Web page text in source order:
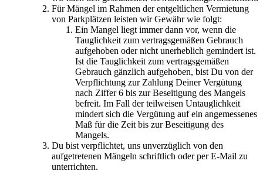
Für Mängel im Rahmen der entgeltlichen Vermietung
von Parkplätzen leisten wir Gewähr wie folgt:
Ein Mangel liegt immer dann vor, wenn die
Tauglichkeit zum vertragsgemäßen Gebrauch
aufgehoben oder nicht unerheblich gemindert ist.
Ist die Tauglichkeit zum vertragsgemäßen
Gebrauch gänzlich aufgehoben, bist Du von der
Verpflichtung zur Zahlung Deiner Vergütung
nach Ziffer 6 bis zur Beseitigung des Mangels
befreit. Im Fall der teilweisen Untauglichkeit
mindert sich die Vergütung auf ein angemessenes
Maß für die Zeit bis zur Beseitigung des
Mangels.
Du bist verpflichtet, uns unverzüglich von den
aufgetretenen Mängeln schriftlich oder per E-Mail zu
unterrichten.